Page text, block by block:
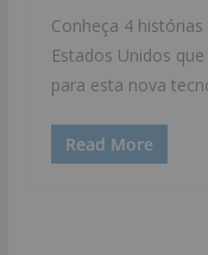
Conheça 4
Estados Unidos
para esta nova
Read More